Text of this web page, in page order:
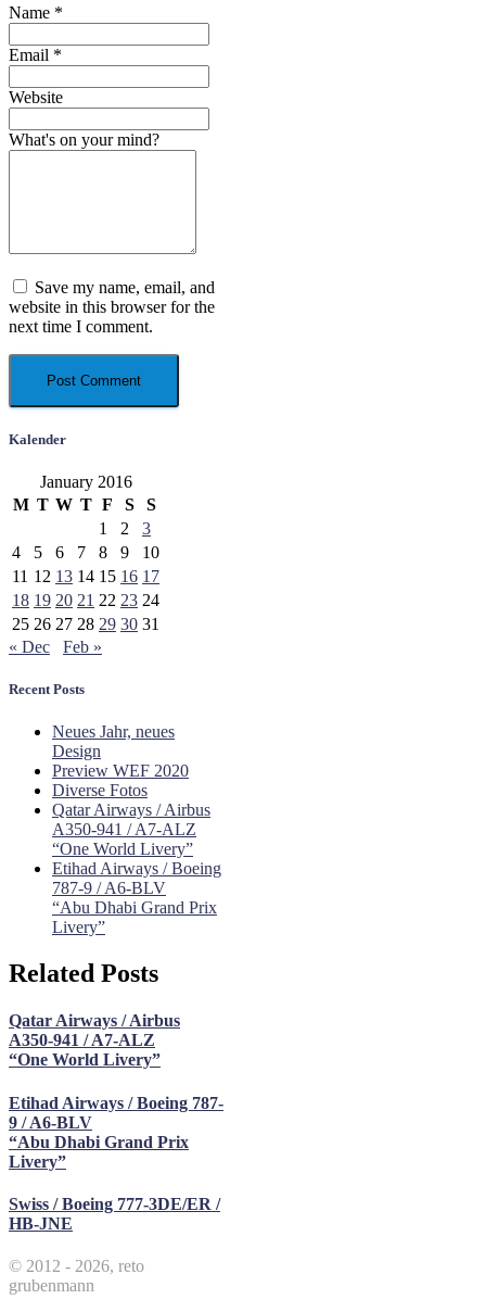
Name *
Email *
Website
What's on your mind?
Save my name, email, and
website in this browser for the
next time I comment.
Kalender
January 2016
M T W T F S
S
1
2
3
4
5 6 7 8 9
10
11 12 13 14 15 16 17
18 19 20 21 22 23 24
25 26 27 28 29 30 31
« Dec
Feb »
Recent Posts
Neues Jahr, neues
Design
Preview WEF 2020
Diverse Fotos
Qatar Airways / Airbus
A350-941 / A7-ALZ
“One World Livery”
Etihad Airways / Boeing
787-9 / A6-BLV
“Abu Dhabi Grand Prix
Livery”
Related Posts
Qatar Airways / Airbus
A350-941 / A7-ALZ
“One World Livery”
Etihad Airways / Boeing 787-
9 / A6-BLV
“Abu Dhabi Grand Prix
Livery”
Swiss / Boeing 777-3DE/ER /
HB-JNE
© 2012 - 2026, reto
grubenmann